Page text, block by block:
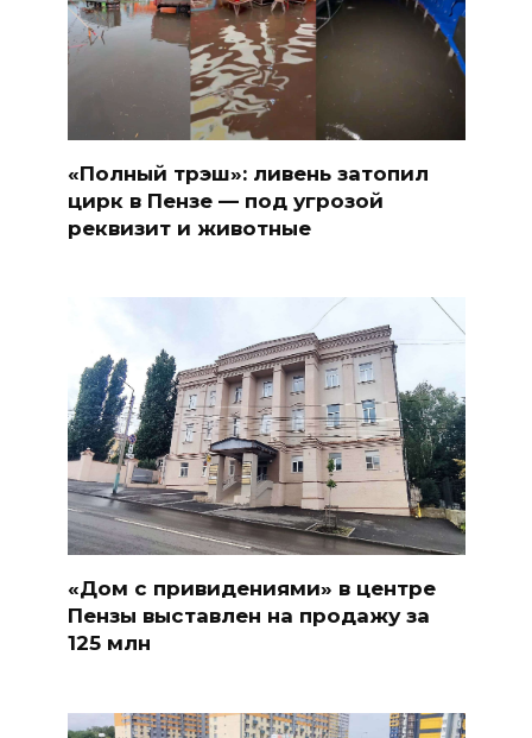
«Полный трэш»: ливень затопил
цирк в Пензе — под угрозой
реквизит и животные
«Дом с привидениями» в центре
Пензы выставлен на продажу за
125 млн